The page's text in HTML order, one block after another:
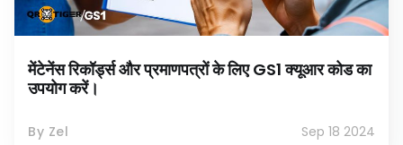
मेंटेनेंस रिकॉर्ड्स और प्रमाणपत्रों के लिए GS1 क्यूआर कोड का
उपयोग करें।
By Zel Sep 18 2024